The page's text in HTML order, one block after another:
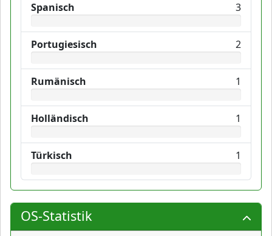
Spanisch 3
Portugiesisch 2
Rumänisch 1
Holländisch 1
Türkisch 1
OS-Statistik